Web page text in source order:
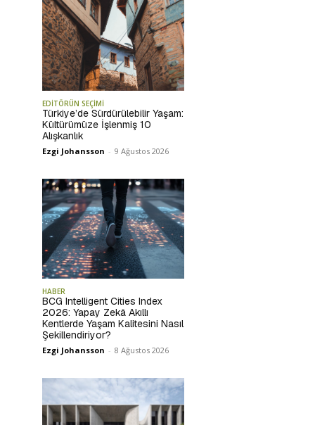
EDİTÖRÜN SEÇİMİ
Türkiye’de Sürdürülebilir Yaşam:
Kültürümüze İşlenmiş 10
Alışkanlık
Ezgi Johansson - 9 Ağustos 2026
HABER
BCG Intelligent Cities Index
2026: Yapay Zekâ Akıllı
Kentlerde Yaşam Kalitesini Nasıl
Şekillendiriyor?
Ezgi Johansson - 8 Ağustos 2026